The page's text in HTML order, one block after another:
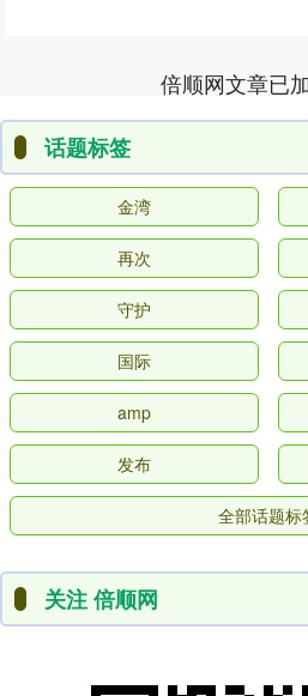
倍顺网文章已
话题标签
金湾
再次
守护
国际
amp
发布
全部话题标
关注 倍顺网